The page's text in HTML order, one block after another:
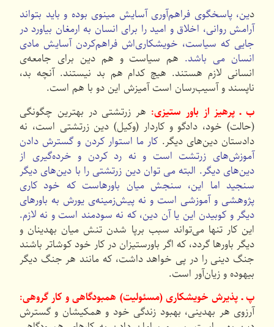
دین، پاسخگوی فراهم‌آوری آسایش مینوی بوده و باید بتواند
آرامش روانی، اخلاق و امید را برای انسان به ارمغان بیاورد در
جایی كه سیاست، خویشكاری‌اش فراهم‌كردن آسایش مادی
انسان می باشد. هم سیاست و هم دین برای جامعه‌ی
انسانی لازم هستند. هیچ كدام هم بد نیستند. آنچه بد،
ناپسند و آسیب‌رسان است آمیزش این دو با هم است.
ب ـ پرهیز از باور ستیزی: هر زرتشتی در بهترین چگونگی
(حالت) خود، دادگو و كاردار (وكیل) دین زرتشتی است، نه
دادستان دین‌های دیگر. كار ما استوار كردن و گسترش دادن
آموزش‌های زرتشت است و نه رد كردن و خرده‌گیری از
دین‌های دیگر. البته می توان دین زرتشتی را با دین‌های دیگر
سنجید اما این، سنجش میان باورهاست كه خود كاری
پژوهشی و آموزشی است و نه پیش‌زمینه‌ی یورش به باورهای
دیگر و كوبیدن این یا آن دین، كه نه سودمند است و نه لازم.
این كار تنها می‌تواند سبب برپا شدن تنش میان بهدینان و
دیگر باورها گردد، كه اگر باورستیزان در كار خود كوشاتر باشند
جنگ دینی را در پی خواهد داشت، كه مانند هر جنگ دیگر
بیهوده و زیان‌آور است.
پ ـ پذیرش خویشكاری (مسئولیت) همبودگاهی و كار گروهی:
آرزوی هر بهدینی، بهبود زندگی خود و همكیشان و گسترش